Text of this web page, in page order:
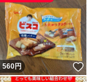
560円